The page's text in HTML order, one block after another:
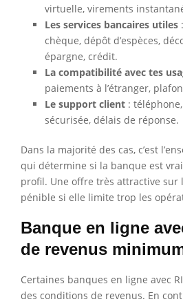
virtuelle, virements
Les services bancaires utiles
chèque, dépôt d’espèces,
épargne, crédit.
La compatibilité avec tes
paiements à l’étranger,
Le support client :
sécurisée, délais de réponse.
Dans la majorité des cas, c’est
qui détermine si la banque est
profil. Une offre très attractive
pénible si elle limite trop les
Banque en ligne
de revenus
Certaines banques en ligne avec
des conditions de revenus. En